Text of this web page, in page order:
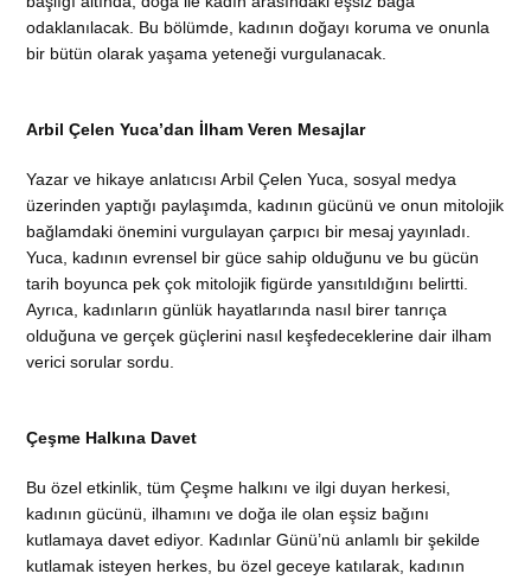
odaklanılacak. Bu bölümde, kadının doğayı koruma ve onunla
bir bütün olarak yaşama yeteneği vurgulanacak.
Arbil Çelen Yuca’dan İlham Veren Mesajlar
Yazar ve hikaye anlatıcısı Arbil Çelen Yuca, sosyal medya
üzerinden yaptığı paylaşımda, kadının gücünü ve onun mitolojik
bağlamdaki önemini vurgulayan çarpıcı bir mesaj yayınladı.
Yuca, kadının evrensel bir güce sahip olduğunu ve bu gücün
tarih boyunca pek çok mitolojik figürde yansıtıldığını belirtti.
Ayrıca, kadınların günlük hayatlarında nasıl birer tanrıça
olduğuna ve gerçek güçlerini nasıl keşfedeceklerine dair ilham
verici sorular sordu.
Çeşme Halkına Davet
Bu özel etkinlik, tüm Çeşme halkını ve ilgi duyan herkesi,
kadının gücünü, ilhamını ve doğa ile olan eşsiz bağını
kutlamaya davet ediyor. Kadınlar Günü’nü anlamlı bir şekilde
kutlamak isteyen herkes, bu özel geceye katılarak, kadının